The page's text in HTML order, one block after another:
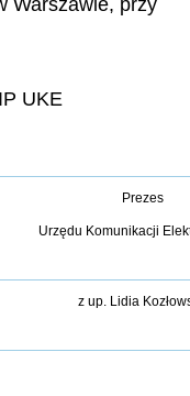
UKE
Prezes
Urzędu Komunikacji
z up. Lidia